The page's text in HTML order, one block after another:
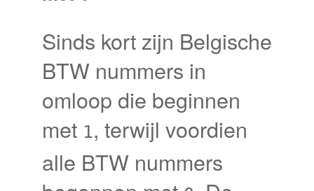
Sinds kort zijn Belgische
BTW nummers in
omloop die beginnen
met 1, terwijl voordien
alle BTW nummers